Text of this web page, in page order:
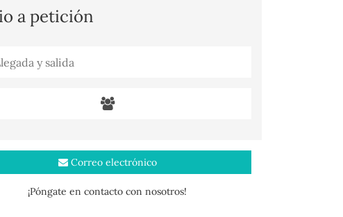
a petición
Correo electrónico
¡Póngate en contacto con nosotros!